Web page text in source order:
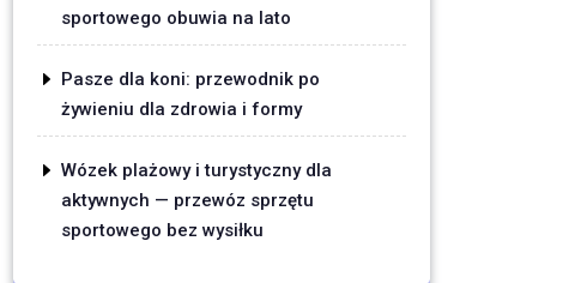
sportowego obuwia na lato
Pasze dla koni: przewodnik po
żywieniu dla zdrowia i formy
Wózek plażowy i turystyczny dla
aktywnych — przewóz sprzętu
sportowego bez wysiłku